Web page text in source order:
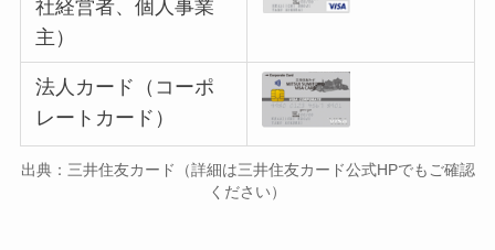
社経営者、個人事業
主）
法人カード（コーポ
レートカード）
出典：三井住友カード（詳細は三井住友カード公式HPでもご確認
ください）